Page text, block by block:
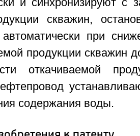
и синхронизируют с
скважин,
автоматически при
продукции скважин
откачиваемой
содержания воды.